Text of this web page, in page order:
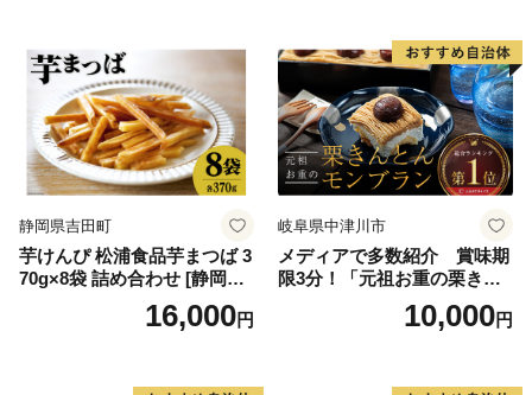
誕生日 カップ 詰め合わせ バ
ラエティ | バニラ チョコレー
ト ストロベリー ピスタチオ
バニラ＆クッキー ウベ 沖縄
紅イモ 塩ちんすこう 沖縄シ
ークヮーサー 沖縄黒糖 琉球
ロイヤルミルクティ 沖縄パ
イン
道産アイス 道産アイスクリ
ーム ギフト 詰合せ 詰め合わ
せ ふるさと納税 ）
静岡県吉田町
芋けんぴ 松浦食品芋まつば 3
70g×8袋 詰め合わせ [静岡伊
勢丹(松浦食品) 静岡県 吉田町
22424274] 芋ケンピ セット
16,000円
岐阜県中津川市
メディアで多数紹介 賞味期
限3分！「元祖お重の栗きん
とんモンブラン」 【未来の
ご褒美】スイーツ 栗 モンブ
10,000円